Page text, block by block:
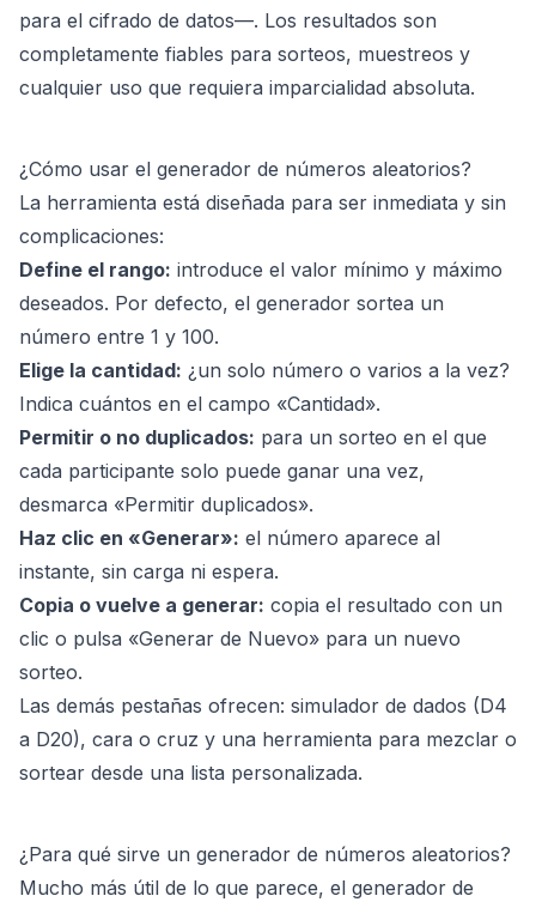
para el cifrado de datos—. Los resultados son
completamente fiables para sorteos, muestreos y
cualquier uso que requiera imparcialidad absoluta.
¿Cómo usar el generador de números aleatorios?
La herramienta está diseñada para ser inmediata y sin
complicaciones:
Define el rango: introduce el valor mínimo y máximo
deseados. Por defecto, el generador sortea un
número entre 1 y 100.
Elige la cantidad: ¿un solo número o varios a la vez?
Indica cuántos en el campo «Cantidad».
Permitir o no duplicados: para un sorteo en el que
cada participante solo puede ganar una vez,
desmarca «Permitir duplicados».
Haz clic en «Generar»: el número aparece al
instante, sin carga ni espera.
Copia o vuelve a generar: copia el resultado con un
clic o pulsa «Generar de Nuevo» para un nuevo
sorteo.
Las demás pestañas ofrecen: simulador de dados (D4
a D20), cara o cruz y una herramienta para mezclar o
sortear desde una lista personalizada.
¿Para qué sirve un generador de números aleatorios?
Mucho más útil de lo que parece, el generador de